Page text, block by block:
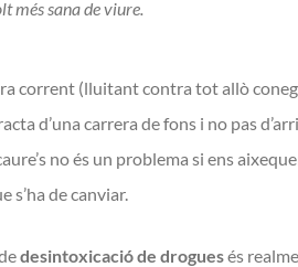
més sana de viure.
corrent (lluitant contra tot allò
d’una carrera de fons i no pas
no és un problema si ens
s’ha de canviar.
desintoxicació de droguesés